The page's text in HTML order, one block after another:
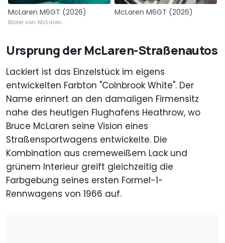
McLaren M6GT (2026)
Bilder von: McLaren
McLaren M6GT (2026)
Ursprung der McLaren-Straßenautos
Lackiert ist das Einzelstück im eigens
entwickelten Farbton "Colnbrook White". Der
Name erinnert an den damaligen Firmensitz
nahe des heutigen Flughafens Heathrow, wo
Bruce McLaren seine Vision eines
Straßensportwagens entwickelte. Die
Kombination aus cremeweißem Lack und
grünem Interieur greift gleichzeitig die
Farbgebung seines ersten Formel-1-
Rennwagens von 1966 auf.